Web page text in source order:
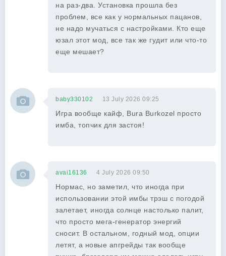
на раз-два. Установка прошла без
проблем, все как у нормальных пацанов,
не надо мучаться с настройками. Кто еще
юзал этот мод, все так же гудит или что-то
еще мешает?
baby330102 13 July 2026 09:25
Игра вообще кайф, Bura Burkozel просто
имба, топчик для застоя!
avai16136 4 July 2026 09:50
Нормас, но заметил, что иногда при
использовании этой имбы трэш с погодой
залетает, иногда солнце настолько палит,
что просто мега-генератор энергий
сносит. В остальном, годный мод, опции
летят, а новые апгрейды так вообще